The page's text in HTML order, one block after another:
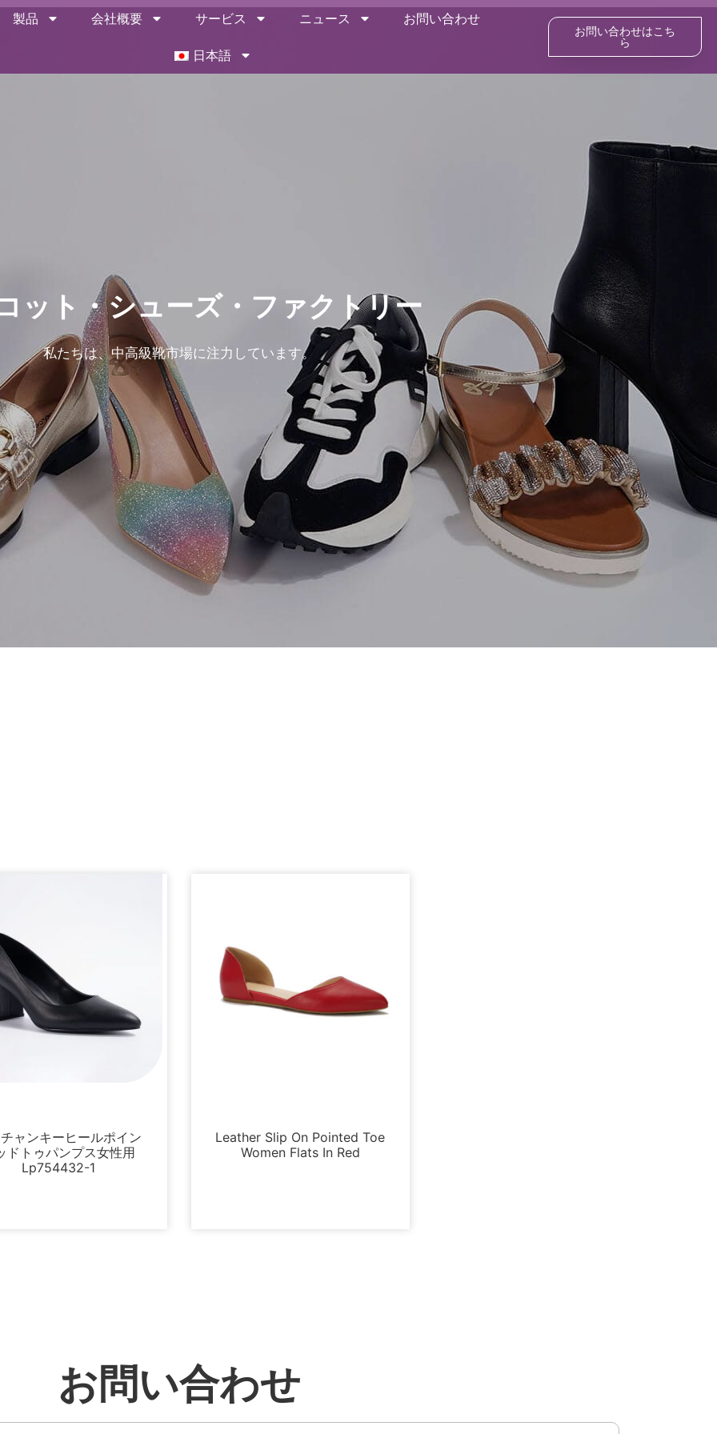
製品 会社概要 サービス ニュース お問い合わせ
日本語
お問い合わせはこち
ら
ット・シューズ・ファクトリー
私たちは、中高級靴市場に注力しています。
ャンキーヒールポイン
ドトゥパンプス女性用
Lp754432-1
Leather Slip On Pointed Toe
Women Flats In Red
お問い合わせ